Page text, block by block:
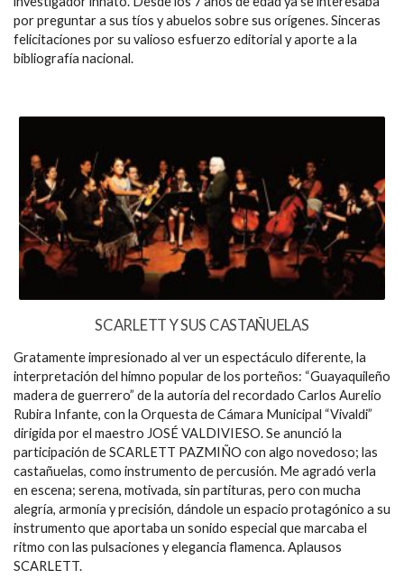
por preguntar a sus tíos y abuelos sobre sus orígenes. Sinceras
felicitaciones por su valioso esfuerzo editorial y aporte a la
bibliografía nacional.
SCARLETT Y SUS CASTAÑUELAS
Gratamente impresionado al ver un espectáculo diferente, la
interpretación del himno popular de los porteños: “Guayaquileño
madera de guerrero” de la autoría del recordado Carlos Aurelio
Rubira Infante, con la Orquesta de Cámara Municipal “Vivaldi”
dirigida por el maestro JOSÉ VALDIVIESO. Se anunció la
participación de SCARLETT PAZMIÑO con algo novedoso; las
castañuelas, como instrumento de percusión. Me agradó verla
en escena; serena, motivada, sin partituras, pero con mucha
alegría, armonía y precisión, dándole un espacio protagónico a su
instrumento que aportaba un sonido especial que marcaba el
ritmo con las pulsaciones y elegancia flamenca. Aplausos
SCARLETT.